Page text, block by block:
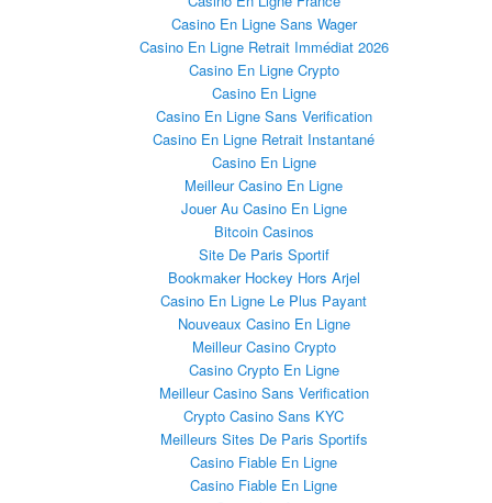
Casino En Ligne Sans Wager
Casino En Ligne Retrait Immédiat 2026
Casino En Ligne Crypto
Casino En Ligne
Casino En Ligne Sans Verification
Casino En Ligne Retrait Instantané
Casino En Ligne
Meilleur Casino En Ligne
Jouer Au Casino En Ligne
Bitcoin Casinos
Site De Paris Sportif
Bookmaker Hockey Hors Arjel
Casino En Ligne Le Plus Payant
Nouveaux Casino En Ligne
Meilleur Casino Crypto
Casino Crypto En Ligne
Meilleur Casino Sans Verification
Crypto Casino Sans KYC
Meilleurs Sites De Paris Sportifs
Casino Fiable En Ligne
Casino Fiable En Ligne